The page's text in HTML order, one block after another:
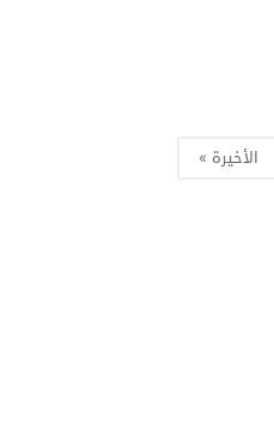
الأخيرة »